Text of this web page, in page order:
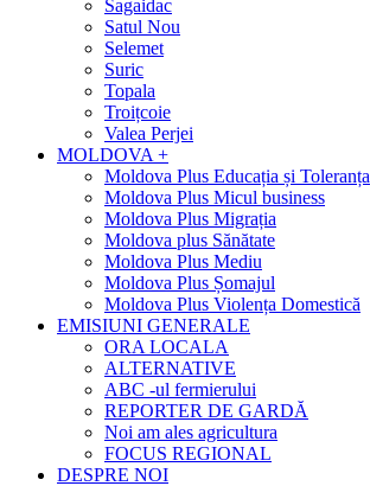
Sagaidac
Satul Nou
Selemet
Suric
Topala
Troițcoie
Valea Perjei
MOLDOVA +
Moldova Plus Educația și Toleranța
Moldova Plus Micul business
Moldova Plus Migrația
Moldova plus Sănătate
Moldova Plus Mediu
Moldova Plus Șomajul
Moldova Plus Violența Domestică
EMISIUNI GENERALE
ORA LOCALA
ALTERNATIVE
ABC -ul fermierului
REPORTER DE GARDĂ
Noi am ales agricultura
FOCUS REGIONAL
DESPRE NOI